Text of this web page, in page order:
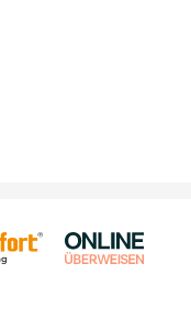
de allerbeste
Verbruggen al zijn
voor. Hij ligt op